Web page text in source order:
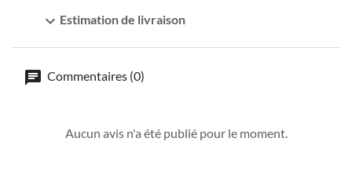
expand_more Estimation de livraison
Commentaires (0)
Aucun avis n'a été publié pour le moment.